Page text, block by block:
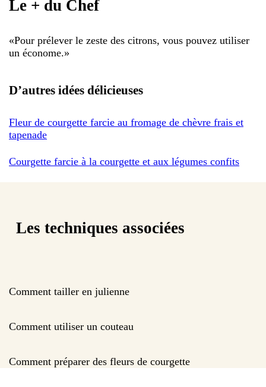
Le + du Chef
«Pour prélever le zeste des citrons, vous pouvez utiliser
un économe.»
D’autres idées délicieuses
Fleur de courgette farcie au fromage de chèvre frais et
tapenade
Courgette farcie à la courgette et aux légumes confits
Les techniques associées
Comment tailler en julienne
Comment utiliser un couteau
Comment préparer des fleurs de courgette